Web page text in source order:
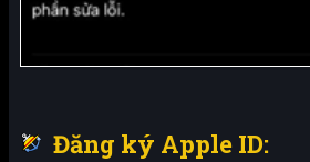
Đăng ký Apple ID: